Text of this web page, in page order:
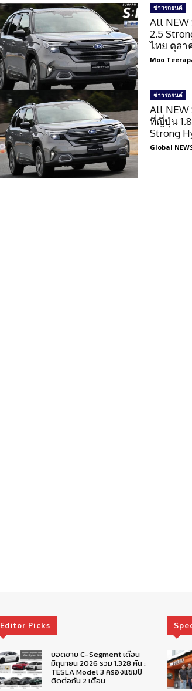
ข่าวรถยนต์
All NEW
2.5
ไทย ตุล
Moo
ข่าวรถยนต์
All NEW
ที่ญี่ปุ่น 1.8
Strong
Global
Editor Picks
ยอดขาย C-Segment เดือน
มิถุนายน 2026 รวม 1,328 คัน :
TESLA Model 3 ครองแชมป์
ติดต่อกัน 2 เดือน